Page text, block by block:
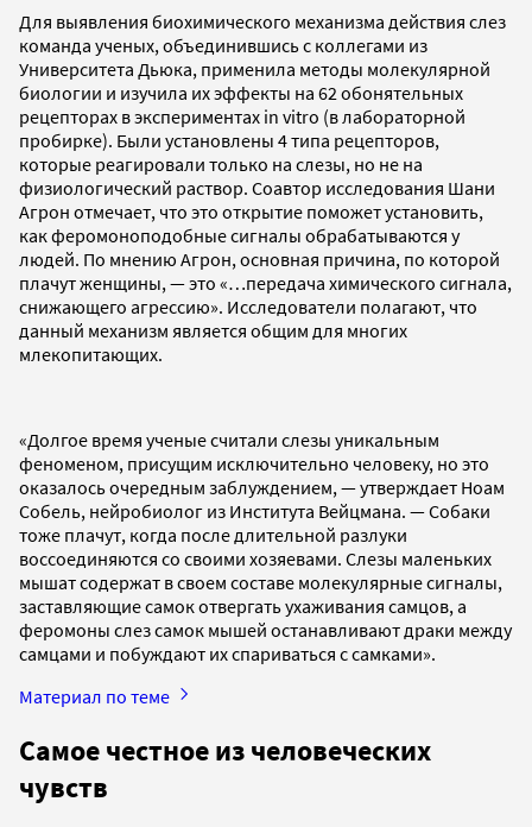
Для выявления биохимического механизма действия слез
команда ученых, объединившись с коллегами из
Университета Дьюка, применила методы молекулярной
биологии и изучила их эффекты на 62 обонятельных
рецепторах в экспериментах in vitro (в лабораторной
пробирке). Были установлены 4 типа рецепторов,
которые реагировали только на слезы, но не на
физиологический раствор. Соавтор исследования Шани
Агрон отмечает, что это открытие поможет установить,
как феромоноподобные сигналы обрабатываются у
людей. По мнению Агрон, основная причина, по которой
плачут женщины, — это «…передача химического сигнала,
снижающего агрессию». Исследователи полагают, что
данный механизм является общим для многих
млекопитающих.
«Долгое время ученые считали слезы уникальным
феноменом, присущим исключительно человеку, но это
оказалось очередным заблуждением, — утверждает Ноам
Собель, нейробиолог из Института Вейцмана. — Собаки
тоже плачут, когда после длительной разлуки
воссоединяются со своими хозяевами. Слезы маленьких
мышат содержат в своем составе молекулярные сигналы,
заставляющие самок отвергать ухаживания самцов, а
феромоны слез самок мышей останавливают драки между
самцами и побуждают их спариваться с самками».
Материал по теме
Самое честное из человеческих
чувств